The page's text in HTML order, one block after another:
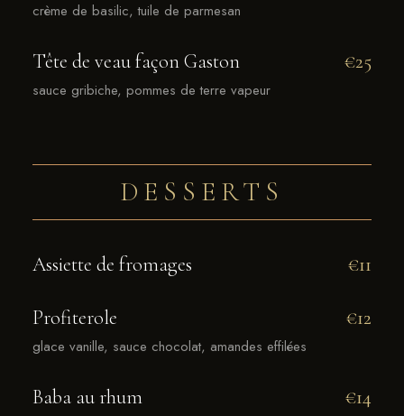
crème de basilic, tuile de parmesan
Tête de veau façon Gaston €25
sauce gribiche, pommes de terre vapeur
DESSERTS
Assiette de fromages €11
Profiterole €12
glace vanille, sauce chocolat, amandes effilées
Baba au rhum €14